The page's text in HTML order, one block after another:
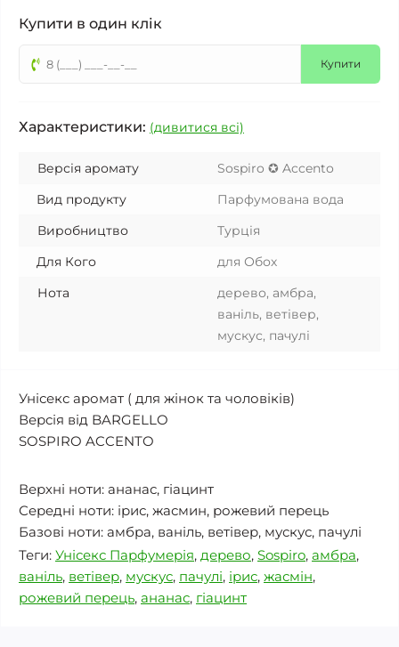
Купити в один клік
Купити
Характеристики: (дивитися всі)
Версія аромату
Sospiro ✪ Accento
Вид продукту
Парфумована вода
Виробництво
Турція
Для Кого
для Обох
Нота
дерево, амбра,
ваніль, ветівер,
мускус, пачулі
Унісекс аромат ( для жінок та чоловіків)
Версія від BARGELLO
SOSPIRO ACCENTO
Верхні ноти: ананас, гіацинт
Середні ноти: ірис, жасмин, рожевий перець
Базові ноти: амбра, ваніль, ветівер, мускус, пачулі
Теги: Унісекс Парфумерія, дерево, Sospiro, амбра,
ваніль, ветівер, мускус, пачулі, ірис, жасмін,
рожевий перець, ананас, гіацинт